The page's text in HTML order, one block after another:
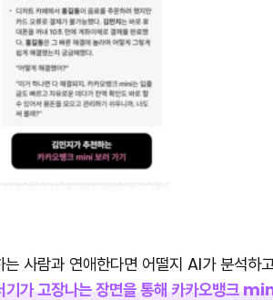
사람과 연애한다면 어떨지 AI가 분석하
기가 고장나는 장면을 통해 카카오뱅크